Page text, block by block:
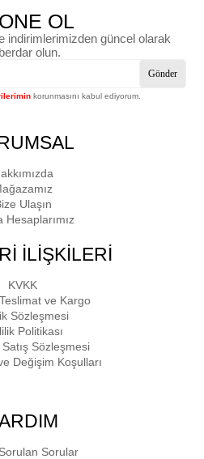
OL
indirimlerimizden güncel olarak
olun.
Gönder
korunmasını kabul ediyorum.
Ulaşın
Hesaplarımız
İLİŞKİLERİ
KVKK
ve Kargo
Sözleşmesi
Politikası
Sözleşmesi
Değişim Koşulları
Sorular